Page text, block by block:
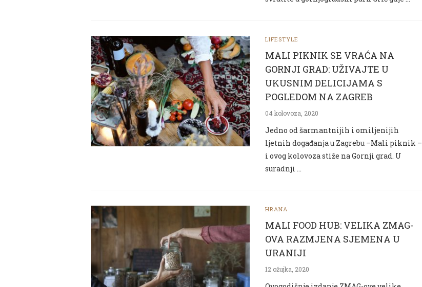
LIFESTYLE
MALI PIKNIK SE VRAĆA NA
GORNJI GRAD: UŽIVAJTE U
UKUSNIM DELICIJAMA S
POGLEDOM NA ZAGREB
04 kolovoza, 2020
Jedno od šarmantnijih i omiljenijih
ljetnih događanja u Zagrebu –Mali piknik –
i ovog kolovoza stiže na Gornji grad. U
suradnji …
HRANA
MALI FOOD HUB: VELIKA ZMAG-
OVA RAZMJENA SJEMENA U
URANIJI
12 ožujka, 2020